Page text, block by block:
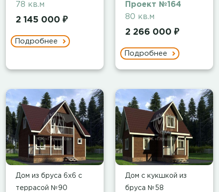
78 кв.м
2 145 000 ₽
Подробнее
Проект №164
80 кв.м
2 266 000 ₽
Подробнее
Дом из бруса 6х6 с
террасой №90
Дом с кукшкой из
бруса №58